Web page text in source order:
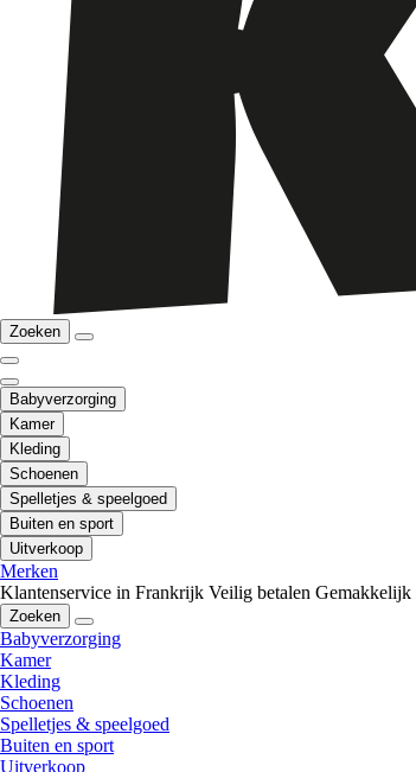
Zoeken
Babyverzorging
Kamer
Kleding
Schoenen
Spelletjes & speelgoed
Buiten en sport
Uitverkoop
Merken
Klantenservice in Frankrijk Veilig betalen Gemakkelijk
Zoeken
Babyverzorging
Kamer
Kleding
Schoenen
Spelletjes & speelgoed
Buiten en sport
Uitverkoop